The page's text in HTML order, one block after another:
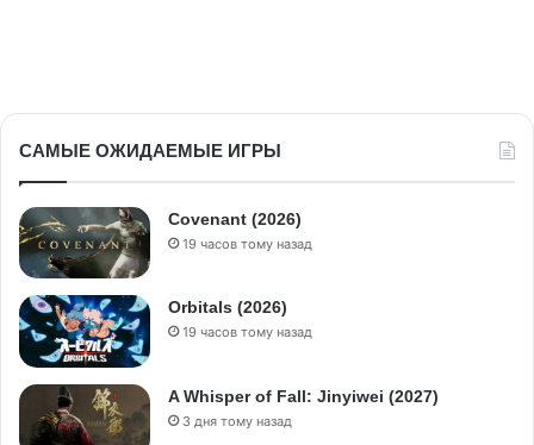
САМЫЕ ОЖИДАЕМЫЕ ИГРЫ
Covenant (2026)
19 часов тому назад
Orbitals (2026)
19 часов тому назад
A Whisper of Fall: Jinyiwei (2027)
3 дня тому назад